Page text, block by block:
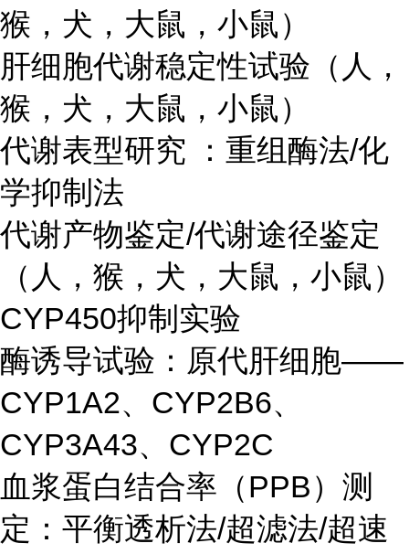
猴，犬，大鼠，小鼠）
肝细胞代谢稳定性试验（人，
猴，犬，大鼠，小鼠）
代谢表型研究 ：重组酶法/化
学抑制法
代谢产物鉴定/代谢途径鉴定
（人，猴，犬，大鼠，小鼠）
CYP450抑制实验
酶诱导试验：原代肝细胞——
CYP1A2、CYP2B6、
CYP3A43、CYP2C
血浆蛋白结合率（PPB）测
定：平衡透析法/超滤法/超速